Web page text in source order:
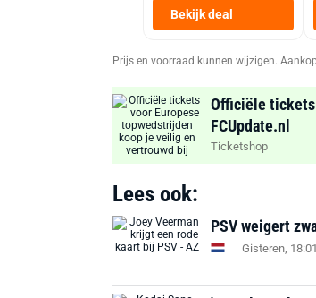
Bekijk deal
Prijs en voorraad kunnen wijzigen.
Officiële
FCUpdate.nl
Ticketshop
Lees ook:
PSV weigert
Gisteren, 18:01